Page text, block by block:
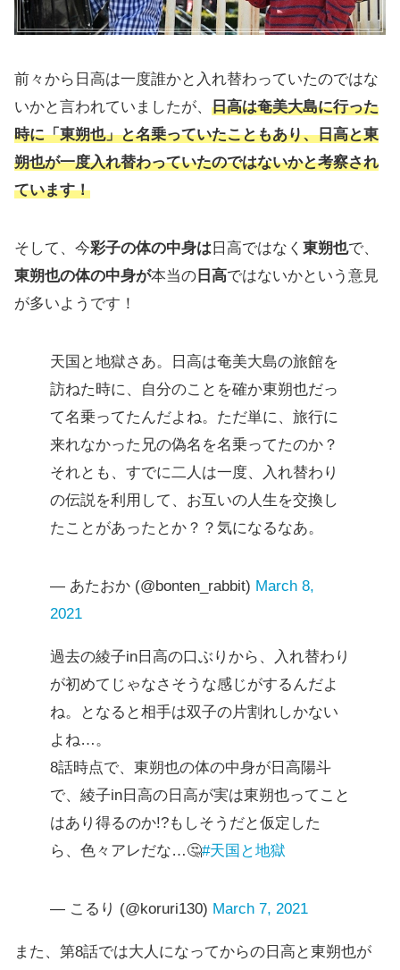
前々から日高は一度誰かと入れ替わっていたのではな
いかと言われていましたが、 日高は奄美大島に行った
時に「東朔也」と名乗っていたこともあり、日高と東
朔也が一度入れ替わっていたのではないかと考察され
ています！
そして、今彩子の体の中身は 日高ではなく 東朔也で、
東朔也の体の中身が本当の 日高ではないかという意見
が多いようです！
天国と地獄さあ。日高は奄美大島の旅館を
訪ねた時に、自分のことを確か東朔也だっ
て名乗ってたんだよね。ただ単に、旅行に
来れなかった兄の偽名を名乗ってたのか？
それとも、すでに二人は一度、入れ替わり
の伝説を利用して、お互いの人生を交換し
たことがあったとか？？気になるなあ。
— あたおか (@bonten_rabbit) March 8,
2021
過去の綾子in日高の口ぶりから、入れ替わり
が初めてじゃなさそうな感じがするんだよ
ね。となると相手は双子の片割れしかない
よね…。
8話時点で、東朔也の体の中身が日高陽斗
で、綾子in日高の日高が実は東朔也ってこと
はあり得るのか!?もしそうだと仮定した
ら、色々アレだな…🤔#天国と地獄
— こるり (@koruri130) March 7, 2021
また、第8話では大人になってからの日高と東朔也が